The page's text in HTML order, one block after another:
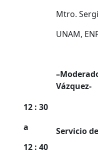
Mtro.
UNAM,
–
Vázquez-
12 : 30
a
12 : 40
Servicio